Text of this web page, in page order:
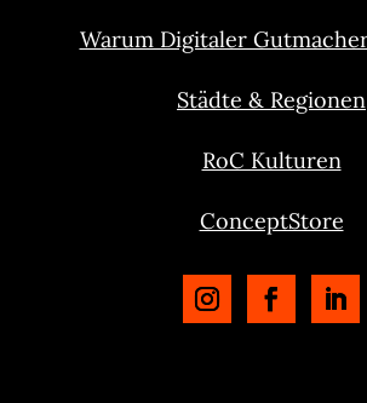
Warum Digitaler
Städte & Regionen
RoC Kulturen
ConceptStore